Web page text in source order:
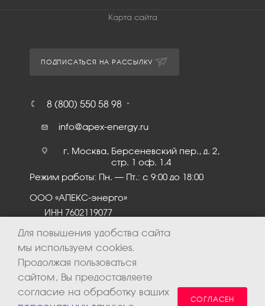
Карта сайта
ПОДПИСАТЬСЯ НА РАССЫЛКУ
8 (800) 550 58 98
info@apex-energy.ru
г. Москва, Берсеневский пер., д. 2,
стр. 1 оф. 1.4
Режим работы: Пн. – Пт.: с 9:00 до 18:00
ООО «АПЕКС-энерго»
ИНН 7602119077
Для повышения удобства сайта
мы используем cookies.
Продолжая пользоваться
сайтом, Вы предоставляете
согласие на обработку ваших
СОГЛАСЕН